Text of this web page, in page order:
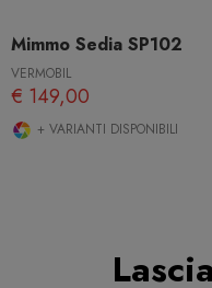
Mimmo Sedia SP102
VERMOBIL
€ 149,00
+ VARIANTI DISPONIBILI